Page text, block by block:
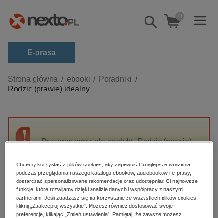
Pokaż/schowaj
wyszukiwarkę
0
E-prasa
Kategorie
Zobacz wszystkie E-prasa
budownictwo, aranżacja wnętrz
darmowe wydania
edukacja
hobby, sport, rozrywka
komputery, internet, technologie, informatyka
Strona główna ebooki
Poradniki
Rodzic (prawie) idealny
Przepraszamy, ale produkt „Rodzic (prawie)
High-contrast mode
Polecane
Chcemy korzystać z plików cookies, aby zapewnić Ci najlepsze wrażenia
podczas przeglądania naszego katalogu ebooków, audiobooków i e-prasy,
dostarczać spersonalizowane rekomendacje oraz udostępniać Ci najnowsze
funkcje, które rozwijamy dzięki analizie danych i współpracy z naszymi
partnerami. Jeśli zgadzasz się na korzystanie ze wszystkich plików cookies,
kliknij „Zaakceptuj wszystkie”. Możesz również dostosować swoje
preferencje, klikając „Zmień ustawienia”. Pamiętaj, że zawsze możesz